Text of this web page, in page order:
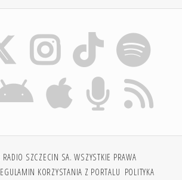
SZCZECIN SA. WSZYSTKIE PRAWA
KORZYSTANIA Z PORTALU POLITYKA